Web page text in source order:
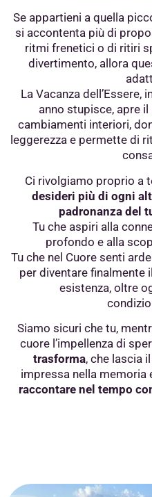
Se appartieni a quella
si accontenta più di
ritmi frenetici o di ritiri
divertimento, allora
La Vacanza dell’Essere,
anno stupisce, apre il
cambiamenti interiori,
leggerezza e permette di
Ci rivolgiamo proprio a
desideri più di ogni
padronanza del
Tu che aspiri alla
profondo e alla
Tu che nel Cuore senti
per diventare finalmente
esistenza, oltre
Siamo sicuri che tu,
cuore l’impellenza di
trasforma, che lascia
impressa nella memoria
raccontare nel tempo